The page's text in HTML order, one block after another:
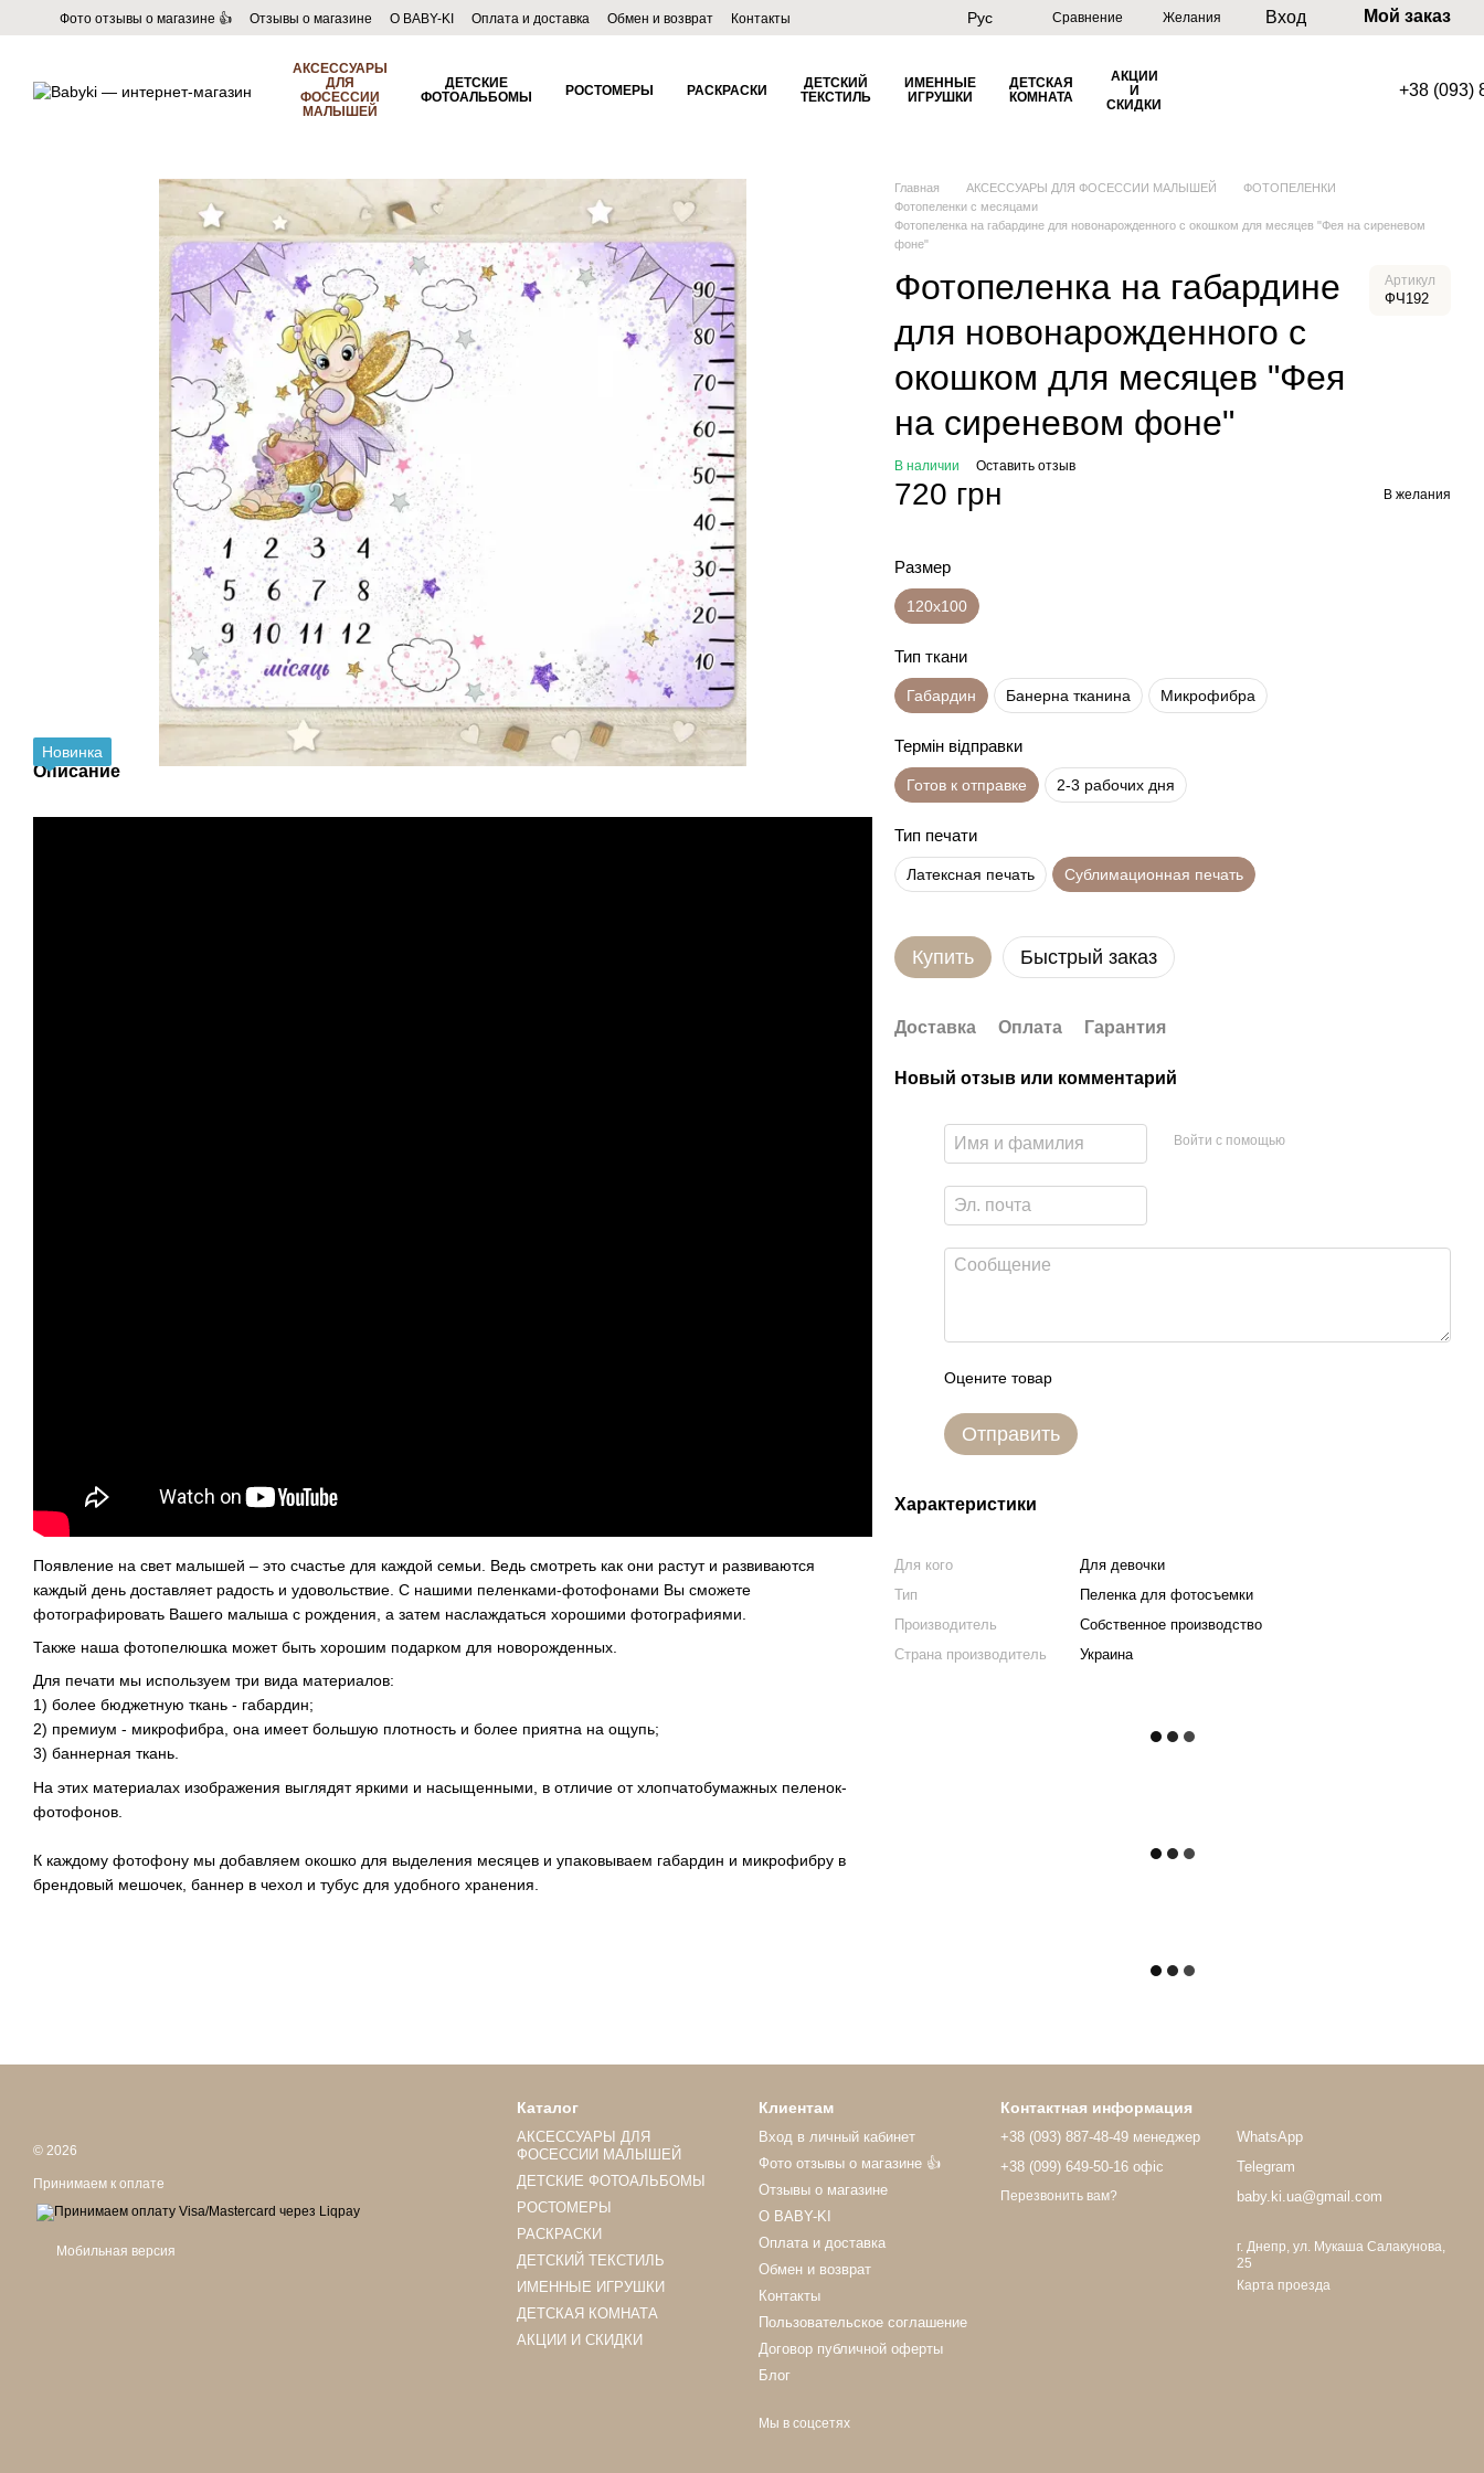
Перейти к основному контенту
Фото отзывы о магазине 👍 Отзывы о магазине О BABY-KI Оплата и доставка Обмен и возврат
Контакты
Пользовательское соглашение
Договор публичной оферты Блог
Рус Сравнение Желания Вход Мой заказ
АКСЕССУАРЫ
ДЛЯ
ФОСЕССИИ
МАЛЫШЕЙ
ДЕТСКИЕ
ФОТОАЛЬБОМЫ
РОСТОМЕРЫ РАСКРАСКИ
ДЕТСКИЙ
ТЕКСТИЛЬ
ИМЕННЫЕ
ИГРУШКИ
ДЕТСКАЯ
КОМНАТА
АКЦИИ
И
СКИДКИ
+38 (093)
Новинка
Описание
Появление на свет малышей – это счастье для каждой семьи. Ведь смотреть как они растут и развиваются
каждый день доставляет радость и удовольствие. С нашими пеленками-фотофонами Вы сможете
фотографировать Вашего малыша с рождения, а затем наслаждаться хорошими фотографиями.
Также наша фотопелюшка может быть хорошим подарком для новорожденных.
Для печати мы используем три вида материалов:
1) более бюджетную ткань - габардин;
2) премиум - микрофибра, она имеет большую плотность и более приятна на ощупь;
3) баннерная ткань.
На этих материалах изображения выглядят яркими и насыщенными, в отличие от хлопчатобумажных пеленок-
фотофонов.
К каждому фотофону мы добавляем окошко для выделения месяцев и упаковываем габардин и микрофибру в
брендовый мешочек, баннер в чехол и тубус для удобного хранения.
Главная АКСЕССУАРЫ ДЛЯ ФОСЕССИИ МАЛЫШЕЙ
ФОТОПЕЛЕНКИ
Фотопеленки с месяцами
Фотопеленка на габардине для новонарожденного с окошком для месяцев "Фея на сиреневом
фоне"
Фотопеленка на габардине
для новонарожденного с
окошком для месяцев "Фея
на сиреневом фоне"
Артикул
ФЧ192
В наличии Оставить отзыв
720 грн В желания
Размер
120х100
Тип ткани
Габардин Банерна тканина Микрофибра
Термін відправки
Готов к отправке 2-3 рабочих дня
Тип печати
Латексная печать Сублимационная печать
Купить Быстрый заказ
Доставка Оплата Гарантия
Новый отзыв или комментарий
Войти с помощью
Оцените товар
Отправить
Характеристики
Для кого
Для девочки
Тип
Пеленка для фотосъемки
Производитель
Собственное производство
Страна производитель
Украина
© 2026
Принимаем к оплате
Мобильная версия
Каталог
АКСЕССУАРЫ ДЛЯ
ФОСЕССИИ МАЛЫШЕЙ
ДЕТСКИЕ ФОТОАЛЬБОМЫ
РОСТОМЕРЫ
РАСКРАСКИ
ДЕТСКИЙ ТЕКСТИЛЬ
ИМЕННЫЕ ИГРУШКИ
ДЕТСКАЯ КОМНАТА
АКЦИИ И СКИДКИ
Клиентам
Вход в личный кабинет
Фото отзывы о магазине 👍
Отзывы о магазине
О BABY-KI
Оплата и доставка
Обмен и возврат
Контакты
Пользовательское соглашение
Договор публичной оферты
Блог
Мы в соцсетях
Контактная информация
+38 (093) 887-48-49 менеджер
+38 (099) 649-50-16 офіс
Перезвонить вам?
WhatsApp
Telegram
baby.ki.ua@gmail.com
г. Днепр, ул. Мукаша Салакунова,
25
Карта проезда